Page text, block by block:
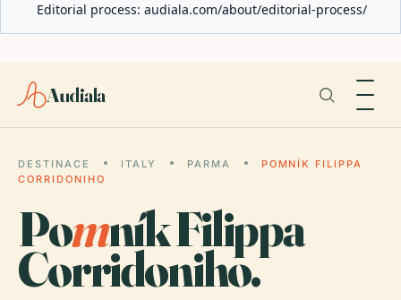
Editorial process: audiala.com/about/editorial-process/
Audiala
DESTINACE ITALY PARMA
POMNÍK FILIPPA
CORRIDONIHO
Pomník Filippa
Corridoniho.